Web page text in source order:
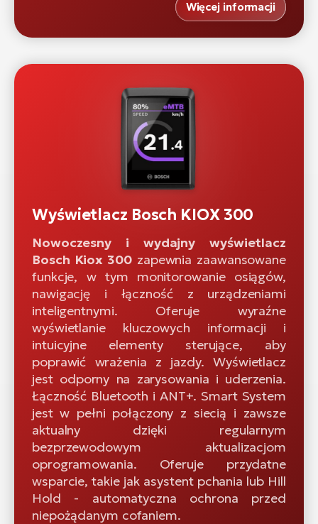
Więcej informacji
Wyświetlacz Bosch KIOX 300
Nowoczesny i wydajny wyświetlacz
Bosch Kiox 300zapewnia zaawansowane
funkcje, w tym monitorowanie osiągów,
nawigację i łączność z urządzeniami
inteligentnymi. Oferuje wyraźne
wyświetlanie kluczowych informacji i
intuicyjne elementy sterujące, aby
poprawić wrażenia z jazdy. Wyświetlacz
jest odporny na zarysowania i uderzenia.
Łączność Bluetooth i ANT+. Smart System
jest w pełni połączony z siecią i zawsze
aktualny dzięki regularnym
bezprzewodowym aktualizacjom
oprogramowania. Oferuje przydatne
wsparcie, takie jak asystent pchania lub Hill
Hold - automatyczna ochrona przed
niepożądanym cofaniem.